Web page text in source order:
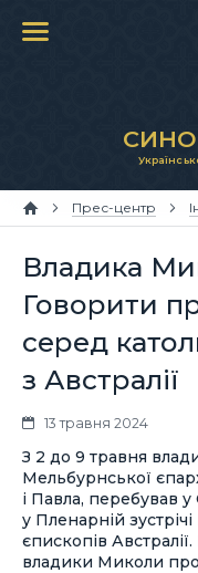
Прес-центр
Владика
Говорити
серед
з Австралії
13 травня 2024
З 2 до 9 травня
Мельбурнської
і Павла, перебував у
у Пленарній
єпископів
владики Миколи